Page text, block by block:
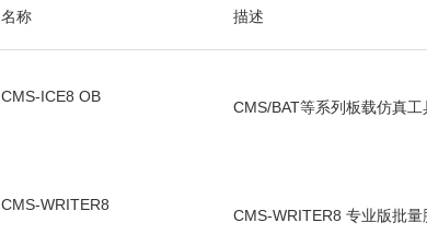
名称 描述
CMS-ICE8 OB
CMS/BAT等系列板载仿真工
CMS-WRITER8
CMS-WRITER8 专业版批量